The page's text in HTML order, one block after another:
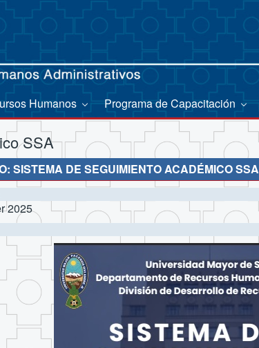
Humanos Programa de Capacitación
SSA
SISTEMA DE SEGUIMIENTO ACADÉMICO SSA
2025